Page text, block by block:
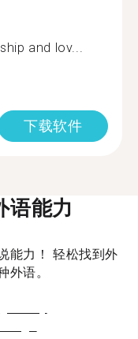
and lov...
下载软件
语能力
能力！ 轻松找到外
外语。